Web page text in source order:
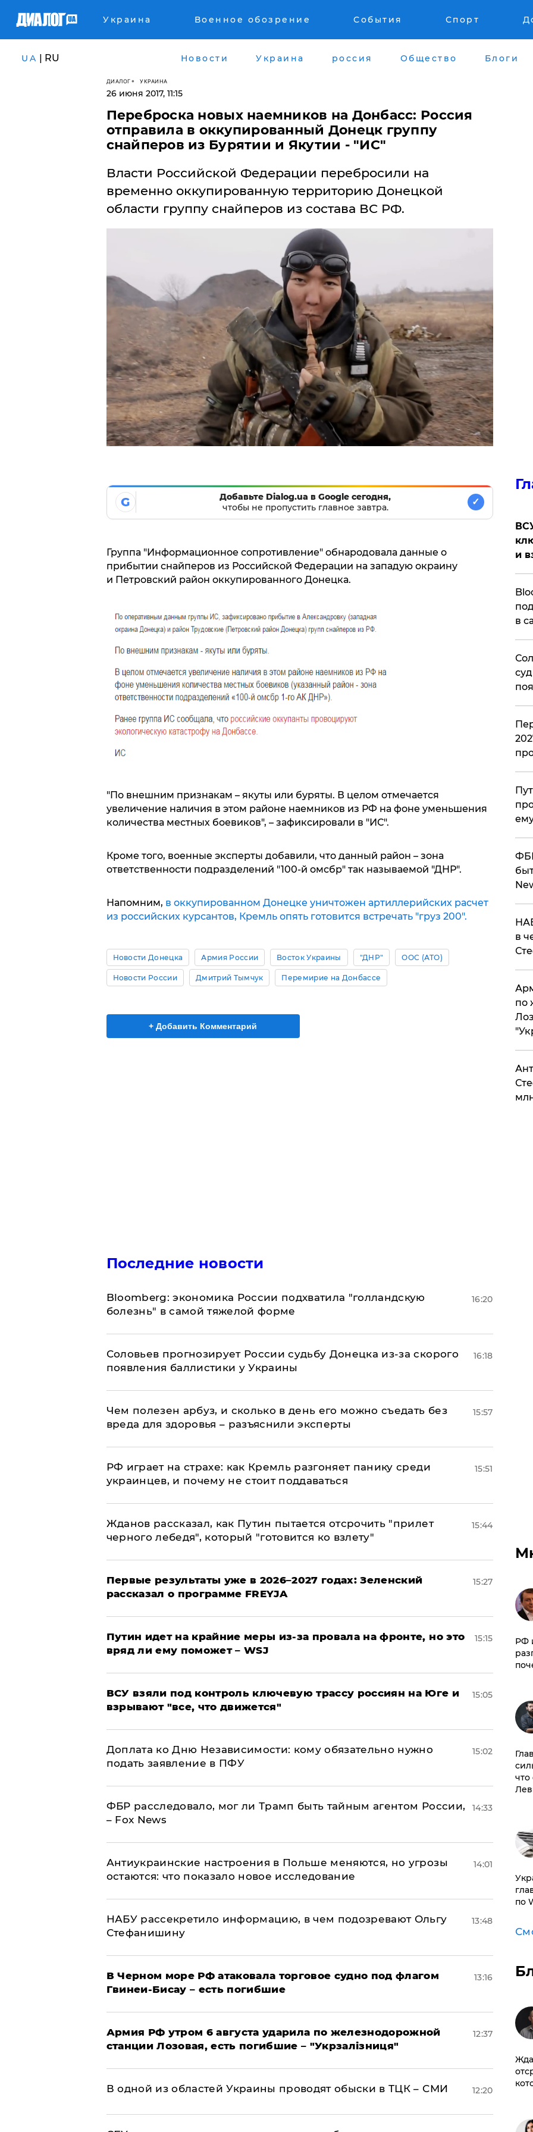
Украина Военное обозрение События Спорт
UA | RU Новости Украина россия Общество Блоги
ДИАЛОГ УКРАИНА
26 июня 2017, 11:15
Переброска новых наемников на Донбасс: Россия
отправила в оккупированный Донецк группу
снайперов из Бурятии и Якутии - "ИС"
Власти Российской Федерации перебросили на
временно оккупированную территорию Донецкой
области группу снайперов из состава ВС РФ.
G
Добавьте Dialog.ua в Google сегодня,
чтобы не пропустить главное завтра.
✓
Группа "Информационное сопротивление" обнародовала данные о
прибытии снайперов из Российской Федерации на западую окраину
и Петровский район оккупированного Донецка.
"По внешним признакам – якуты или буряты. В целом отмечается
увеличение наличия в этом районе наемников из РФ на фоне уменьшения
количества местных боевиков", – зафиксировали в "ИС".
Кроме того, военные эксперты добавили, что данный район – зона
ответственности подразделений "100-й омсбр" так называемой "ДНР".
Напомним, в оккупированном Донецке уничтожен артиллерийских расчет
из российских курсантов, Кремль опять готовится встречать "груз 200".
Новости Донецка Армия России Восток Украины "ДНР" ООС (АТО)
Новости России Дмитрий Тымчук Перемирие на Донбассе
+ Добавить Комментарий
Последние новости
Bloomberg: экономика России подхватила "голландскую
болезнь" в самой тяжелой форме
16:20
Соловьев прогнозирует России судьбу Донецка из-за скорого
появления баллистики у Украины
16:18
Чем полезен арбуз, и сколько в день его можно съедать без
вреда для здоровья – разъяснили эксперты
15:57
РФ играет на страхе: как Кремль разгоняет панику среди
украинцев, и почему не стоит поддаваться
15:51
Жданов рассказал, как Путин пытается отсрочить "прилет
черного лебедя", который "готовится ко взлету"
15:44
Первые результаты уже в 2026–2027 годах: Зеленский
рассказал о программе FREYJA
15:27
Путин идет на крайние меры из-за провала на фронте, но это
вряд ли ему поможет – WSJ
15:15
ВСУ взяли под контроль ключевую трассу россиян на Юге и
взрывают "все, что движется"
15:05
Доплата ко Дню Независимости: кому обязательно нужно
подать заявление в ПФУ
15:02
ФБР расследовало, мог ли Трамп быть тайным агентом России,
– Fox News
14:33
Антиукраинские настроения в Польше меняются, но угрозы
остаются: что показало новое исследование
14:01
НАБУ рассекретило информацию, в чем подозревают Ольгу
Стефанишину
13:48
В Черном море РФ атаковала торговое судно под флагом
Гвинеи-Бисау – есть погибшие
13:16
Армия РФ утром 6 августа ударила по железнодорожной
станции Лозовая, есть погибшие – "Укрзалізниця"
12:37
В одной из областей Украины проводят обыски в ТЦК – СМИ 12:20
и
в
в
по
РФ
что
по